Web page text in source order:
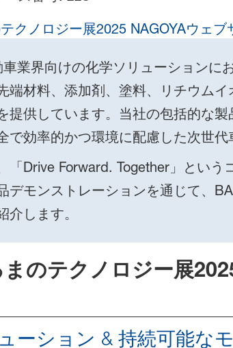
クノロジー展2025 NAGOYAウェブ
業界向けの化学ソリューションに
端材料、添加剤、塗料、リチウム
提供しています。当社の包括的な
で効率的かつ環境に配慮した次世代
「Drive Forward. Together」とい
デモンストレーションを通じて、
介します。
まのテクノロジー展
ーション & 持続可能な